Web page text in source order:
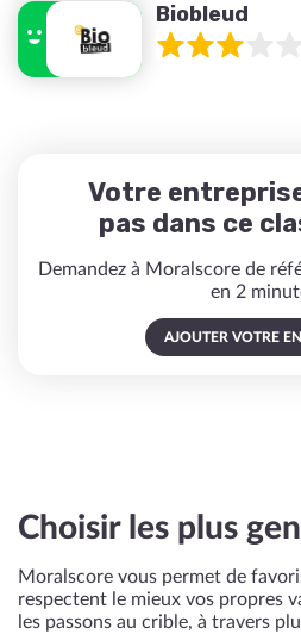
Biobleud
Votre
pas dans ce
Demandez à Moralscore de
en 2
AJOUTER VOTRE
Choisir les plus
Moralscore vous permet de
respectent le mieux vos propres
les passons au crible, à travers